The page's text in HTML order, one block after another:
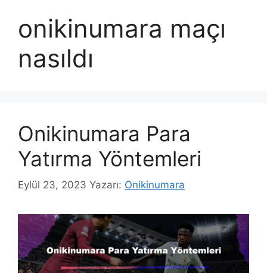
onikinumara maçı
nasıldı
Onikinumara Para
Yatırma Yöntemleri
Eylül 23, 2023 Yazarı: Onikinumara